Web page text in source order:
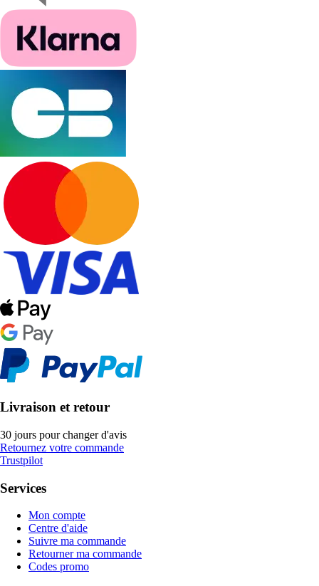
Livraison et retour
30 jours pour changer d'avis
Retournez votre commande
Trustpilot
Services
Mon compte
Centre d'aide
Suivre ma commande
Retourner ma commande
Codes promo